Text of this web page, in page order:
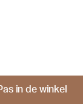
in de winkel